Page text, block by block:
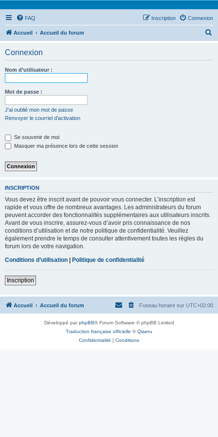
FAQ Connexion
Inscription
Accueil Accueil du forum
Connexion
Nom d’utilisateur :
Mot de passe :
J’ai oublié mon mot de passe
Renvoyer le courriel d’activation
Se souvenir de moi
Masquer ma présence lors de cette session
INSCRIPTION
Vous devez être inscrit avant de pouvoir vous connecter. L’inscription est
rapide et vous offre de nombreux avantages. Les administrateurs du forum
peuvent accorder des fonctionnalités supplémentaires aux utilisateurs inscrits.
Avant de vous inscrire, assurez-vous d’avoir pris connaissance de nos
conditions d’utilisation et de notre politique de confidentialité. Veuillez
également prendre le temps de consulter attentivement toutes les règles du
forum lors de votre navigation.
Conditions d’utilisation | Politique de confidentialité
Inscription
Accueil Accueil du forum Fuseau horaire sur UTC+02:00
Développé parphpBB® Forum Software © phpBB Limited
Traduction française officielle ©Qiaeru
Confidentialité | Conditions